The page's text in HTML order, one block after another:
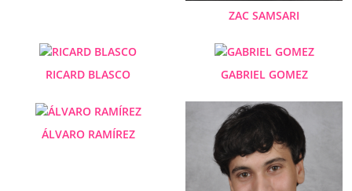
ZAC SAMSARI
RICARD BLASCO GABRIEL GOMEZ
ÁLVARO RAMÍREZ